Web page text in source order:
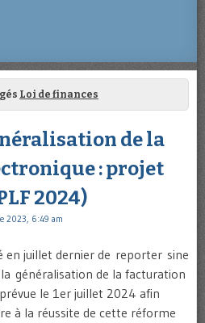
Loi de finances
de la
: projet
2024)
2023, 6:49 am
en juillet dernier de reporter sine
généralisation de la facturation
le 1er juillet 2024 afin
à la réussite de cette réforme